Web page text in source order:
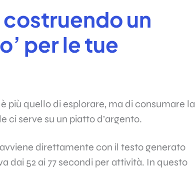
un
per le tue
più quello di esplorare, ma di consumare la
ci serve su un piatto d’argento.
direttamente con il testo generato
dai 52 ai 77 secondi per attività. In questo